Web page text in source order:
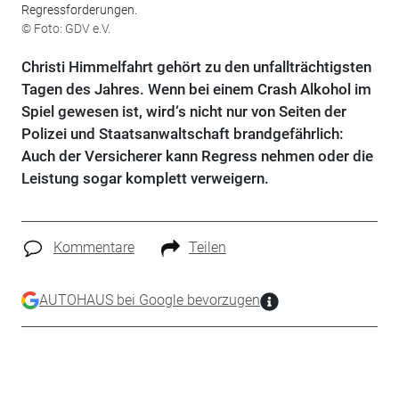
Regressforderungen.
© Foto: GDV e.V.
Christi Himmelfahrt gehört zu den unfallträchtigsten
Tagen des Jahres. Wenn bei einem Crash Alkohol im
Spiel gewesen ist, wird‘s nicht nur von Seiten der
Polizei und Staatsanwaltschaft brandgefährlich:
Auch der Versicherer kann Regress nehmen oder die
Leistung sogar komplett verweigern.
Kommentare Teilen
AUTOHAUS bei Google bevorzugen